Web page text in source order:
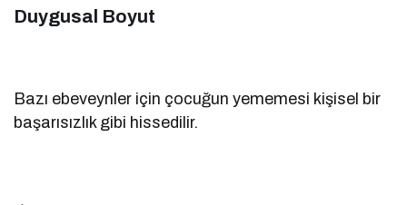
Duygusal Boyut
Bazı ebeveynler için çocuğun yememesi kişisel bir
başarısızlık gibi hissedilir.